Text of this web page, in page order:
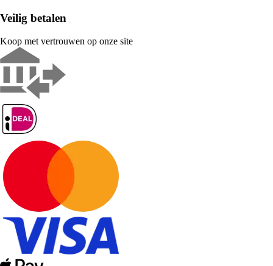
Veilig betalen
Koop met vertrouwen op onze site